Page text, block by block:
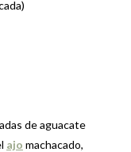
de aguacate
ajo machacado,